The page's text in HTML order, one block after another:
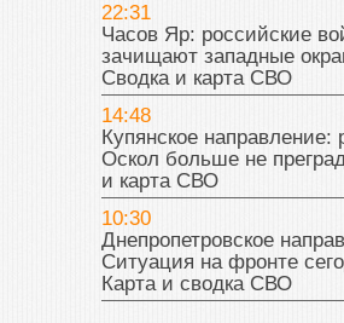
22:31
Часов Яр: российские
зачищают западные
Сводка и карта СВО
14:48
Купянское направление:
Оскол больше не
и карта СВО
10:30
Днепропетровское
Ситуация на фронте
Карта и сводка СВО